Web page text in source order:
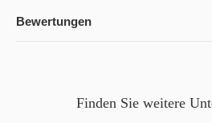
Bewertungen
Finden Sie weitere